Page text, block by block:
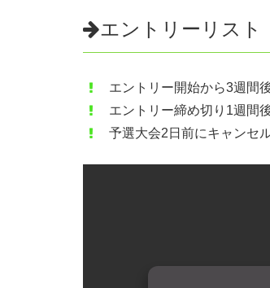
エントリーリスト
エントリー開始から3週間
エントリー締め切り1週間
予選大会2日前にキャンセ